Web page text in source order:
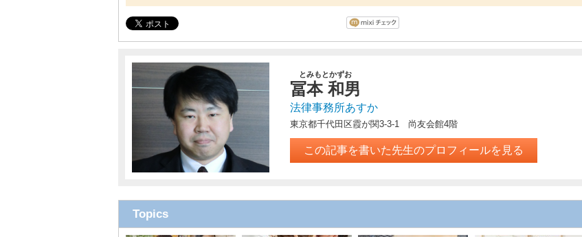
冨本 和男
とみもとかずお
法律事務所あすか
東京都千代田区霞が関3‐3‐1 尚友会館4階
この記事を書いた先生のプロフィールを見る
Topics